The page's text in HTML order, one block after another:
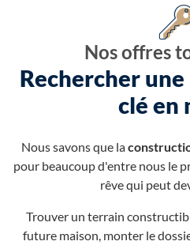
Nos offres
Rechercher
clé en
Nous savons que la
pour beaucoup d'entre nous le
rêve qui peut
Trouver un terrain
future maison, monter le